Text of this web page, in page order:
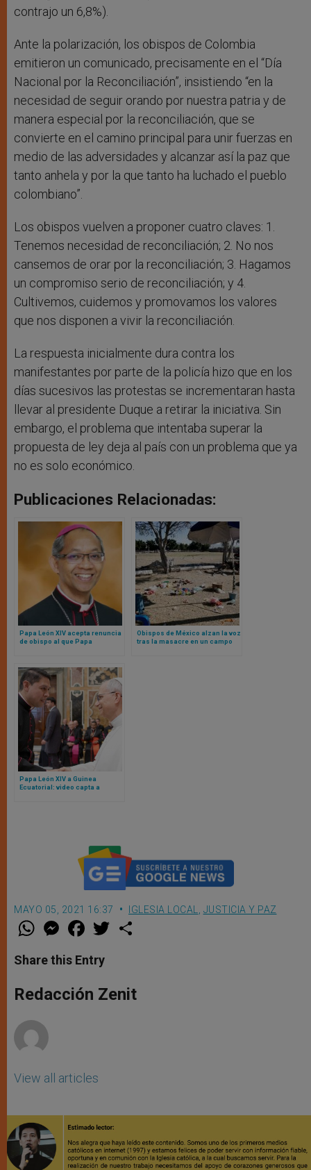
contrajo un 6,8%).
Ante la polarización, los obispos de Colombia
emitieron un comunicado, precisamente en el “Día
Nacional por la Reconciliación”, insistiendo “en la
necesidad de seguir orando por nuestra patria y de
manera especial por la reconciliación, que se
convierte en el camino principal para unir fuerzas en
medio de las adversidades y alcanzar así la paz que
tanto anhela y por la que tanto ha luchado el pueblo
colombiano”.
Los obispos vuelven a proponer cuatro claves: 1.
Tenemos necesidad de reconciliación; 2. No nos
cansemos de orar por la reconciliación; 3. Hagamos
un compromiso serio de reconciliación; y 4.
Cultivemos, cuidemos y promovamos los valores
que nos disponen a vivir la reconciliación.
La respuesta inicialmente dura contra los
manifestantes por parte de la policía hizo que en los
días sucesivos las protestas se incrementaran hasta
llevar al presidente Duque a retirar la iniciativa. Sin
embargo, el problema que intentaba superar la
propuesta de ley deja al país con un problema que ya
no es solo económico.
Publicaciones Relacionadas:
Papa León XIV acepta renuncia
de obispo al que Papa
nombramiento
Obispos de México alzan la voz
tras la masacre en un campo
Papa León XIV a Guinea
Ecuatorial: video capta a
MAYO 05, 2021 16:37 IGLESIA LOCAL JUSTICIA Y PAZ
W
t
s
p
p
M
e
s
e
g
e
F
a
e
b
o
k
w
r
Share this Entry
Redacción Zenit
View all articles